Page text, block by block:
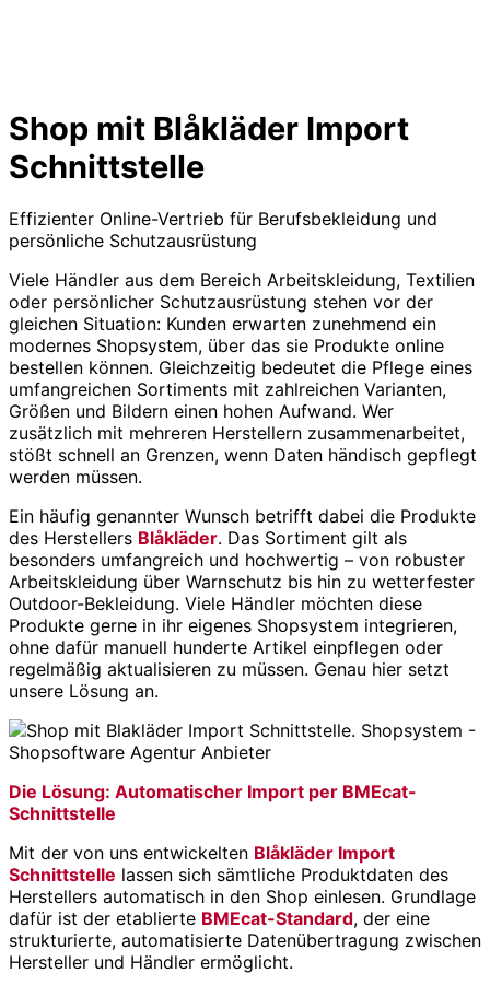
Shop mit Blåkläder Import
Schnittstelle
Effizienter Online-Vertrieb für Berufsbekleidung und
persönliche Schutzausrüstung
Viele Händler aus dem Bereich Arbeitskleidung, Textilien
oder persönlicher Schutzausrüstung stehen vor der
gleichen Situation: Kunden erwarten zunehmend ein
modernes Shopsystem, über das sie Produkte online
bestellen können. Gleichzeitig bedeutet die Pflege eines
umfangreichen Sortiments mit zahlreichen Varianten,
Größen und Bildern einen hohen Aufwand. Wer
zusätzlich mit mehreren Herstellern zusammenarbeitet,
stößt schnell an Grenzen, wenn Daten händisch gepflegt
werden müssen.
Ein häufig genannter Wunsch betrifft dabei die Produkte
des Herstellers Blåkläder. Das Sortiment gilt als
besonders umfangreich und hochwertig – von robuster
Arbeitskleidung über Warnschutz bis hin zu wetterfester
Outdoor-Bekleidung. Viele Händler möchten diese
Produkte gerne in ihr eigenes Shopsystem integrieren,
ohne dafür manuell hunderte Artikel einpflegen oder
regelmäßig aktualisieren zu müssen. Genau hier setzt
unsere Lösung an.
Die Lösung: Automatischer Import per BMEcat-
Schnittstelle
Mit der von uns entwickelten Blåkläder Import
Schnittstelle lassen sich sämtliche Produktdaten des
Herstellers automatisch in den Shop einlesen. Grundlage
dafür ist der etablierte BMEcat-Standard, der eine
strukturierte, automatisierte Datenübertragung zwischen
Hersteller und Händler ermöglicht.